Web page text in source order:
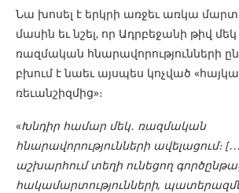
Նա խոսել է երկրի առջեւ առկա
մասին եւ նշել, որ Ադրբեջանի թիվ
ռազմական հնարավորությունների
բխում է նաեւ այսպես կոչված
ռեւանշիզմից»։
«Խնդիր համար մեկ․ ռազմական
հնարավորությունների ավելացում։
աշխարհում տեղի ունեցող
հակամարտությունների,